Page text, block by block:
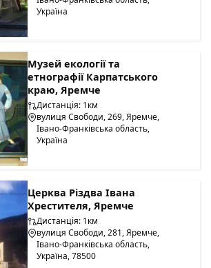
Україна
Музей екології та
етнографії Карпатського
краю, Яремче
Дистанція: 1км
вулиця Свободи, 269, Яремче,
Івано-Франківська область,
Україна
Церква Різдва Івана
Хрестителя, Яремче
Дистанція: 1км
вулиця Свободи, 281, Яремче,
Івано-Франківська область,
Україна, 78500